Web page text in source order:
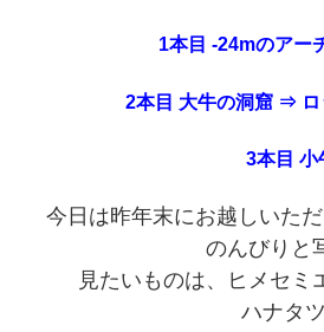
1本目 -24mのア
2本目 大牛の洞窟 ⇒
3本目
今日は昨年末にお越しいた
のんびりと
見たいものは、ヒメセミ
ハナタ